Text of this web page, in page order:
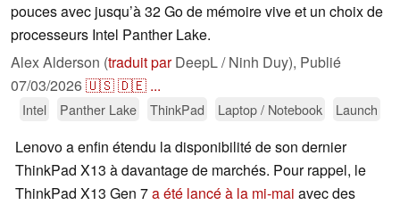
pouces avec jusqu’à 32 Go de mémoire vive et un choix de
processeurs Intel Panther Lake.
Alex Alderson (traduit parDeepL / Ninh Duy), Publié
07/03/2026🇺🇸🇩🇪 ...
Intel Panther Lake ThinkPad Laptop / Notebook Launch
Lenovo a enfin étendu la disponibilité de son dernier
ThinkPad X13 à davantage de marchés. Pour rappel, le
ThinkPad X13 Gen 7a été lancé à la mi-mai avec des